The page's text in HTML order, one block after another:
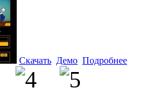
Скачать Демо Подробнее